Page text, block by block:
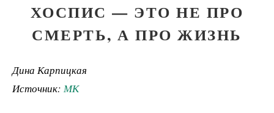
ХОСПИС — ЭТО НЕ ПРО
СМЕРТЬ, А ПРО ЖИЗНЬ
Дина Карпицкая
Источник: МК